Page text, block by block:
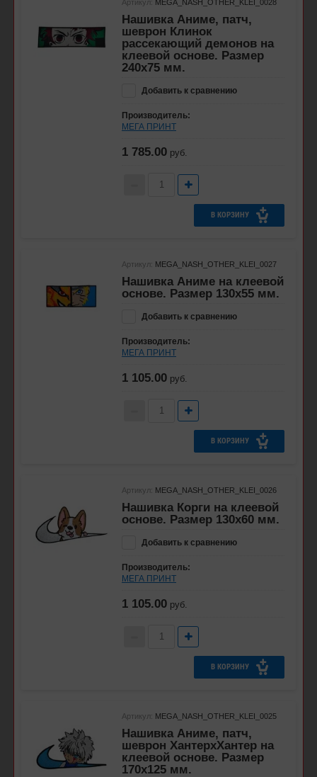
Артикул: MEGA_NASH_OTHER_KLEI_0028
Нашивка Аниме, патч,
шеврон Клинок
рассекающий демонов на
клеевой основе. Размер
240х75 мм.
Добавить к сравнению
Производитель:
МЕГА ПРИНТ
1 785.00 руб.
В КОРЗИНУ
Артикул: MEGA_NASH_OTHER_KLEI_0027
Нашивка Аниме на клеевой
основе. Размер 130х55 мм.
Добавить к сравнению
Производитель:
МЕГА ПРИНТ
1 105.00 руб.
В КОРЗИНУ
Артикул: MEGA_NASH_OTHER_KLEI_0026
Нашивка Корги на клеевой
основе. Размер 130х60 мм.
Добавить к сравнению
Производитель:
МЕГА ПРИНТ
1 105.00 руб.
В КОРЗИНУ
Артикул: MEGA_NASH_OTHER_KLEI_0025
Нашивка Аниме, патч,
шеврон ХантерхХантер на
клеевой основе. Размер
170х125 мм.